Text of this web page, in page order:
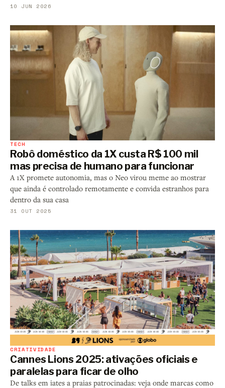
10 JUN 2026
TECH
Robô doméstico da 1X custa R$ 100 mil
mas precisa de humano para funcionar
A 1X promete autonomia, mas o Neo virou meme ao mostrar
que ainda é controlado remotamente e convida estranhos para
dentro da sua casa
31 OUT 2025
CRIATIVIDADE
Cannes Lions 2025: ativações oficiais e
paralelas para ficar de olho
De talks em iates a praias patrocinadas: veja onde marcas como